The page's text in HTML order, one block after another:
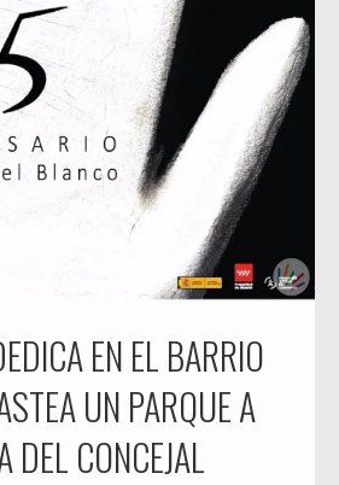
EN EL BARRIO
UN PARQUE A
DEL CONCEJAL